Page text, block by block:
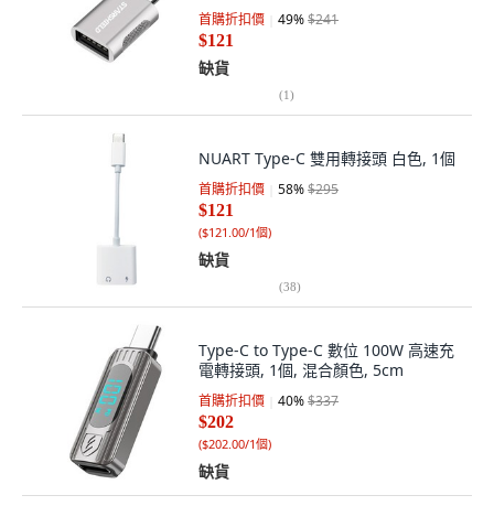
首購折扣價 49%$241
$121
缺貨
(1)
NUART Type-C 雙用轉接頭 白色, 1個
首購折扣價 58%$295
$121
($121.00/1個)
缺貨
(38)
Type-C to Type-C 數位 100W 高速充
電轉接頭, 1個, 混合顏色, 5cm
首購折扣價 40%$337
$202
($202.00/1個)
缺貨